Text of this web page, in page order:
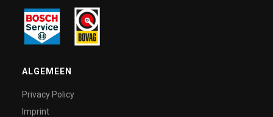
ALGEMEEN
Privacy Policy
Imprint